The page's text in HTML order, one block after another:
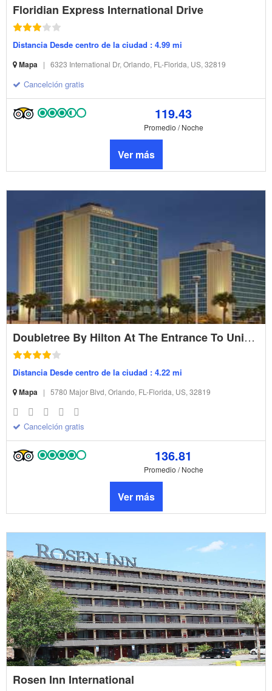
Floridian Express International Drive
Distancia Desde centro de la ciudad : 4.99 mi
Mapa | 6323 International Dr, Orlando, FL-Florida, US, 32819
Cancelción gratis
119.43
Promedio / Noche
Ver más
Doubletree By Hilton At The Entrance To Universal Orlando
Distancia Desde centro de la ciudad : 4.22 mi
Mapa | 5780 Major Blvd, Orlando, FL-Florida, US, 32819
Cancelción gratis
136.81
Promedio / Noche
Ver más
Rosen Inn International